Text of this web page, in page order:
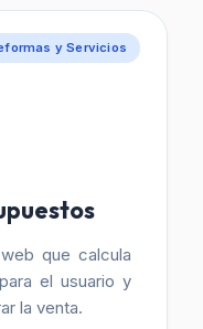
y Servicios
que calcula
el usuario y
la venta.